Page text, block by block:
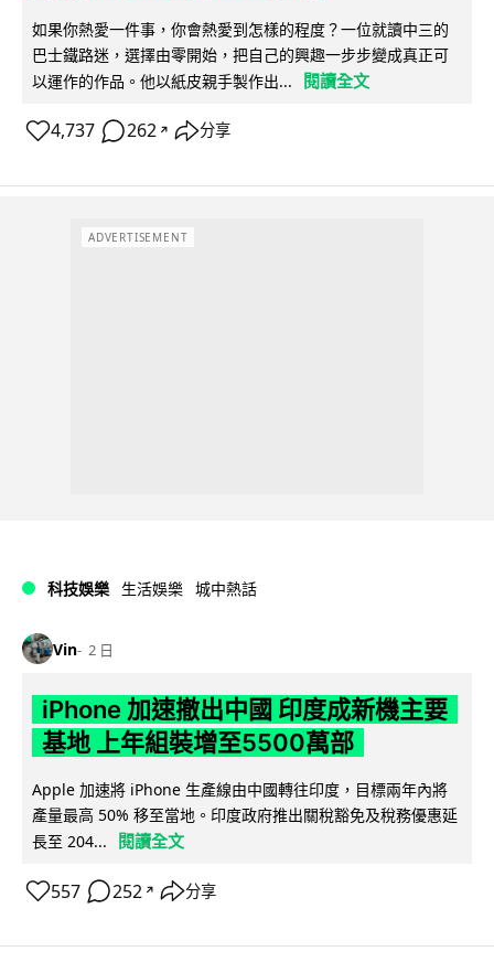
如果你熱愛一件事，你會熱愛到怎樣的程度？一位就讀中三的
巴士鐵路迷，選擇由零開始，把自己的興趣一步步變成真正可
以運作的作品。他以紙皮親手製作出...
閱讀全文
4,737 262 ↗ 分享
ADVERTISEMENT
科技娛樂 生活娛樂 城中熱話
Vin 2 日
iPhone 加速撤出中國 印度成新機主要
基地 上年組裝增至5500萬部
Apple 加速將 iPhone 生產線由中國轉往印度，目標兩年內將
產量最高 50% 移至當地。印度政府推出關稅豁免及稅務優惠延
長至 204...
閱讀全文
557 252 ↗ 分享